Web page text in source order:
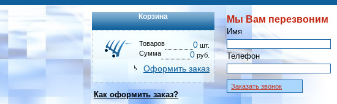
Корзина
Товаров 0 шт.
Сумма
0 руб.
Оформить заказ
Как оформить заказ?
Мы Вам перезвоним
Имя
Телефон
Заказать звонок